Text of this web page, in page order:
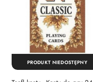
PRODUKT NIEDOSTĘPNY